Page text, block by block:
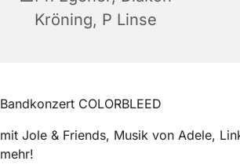
Kröning, P Linse
Bandkonzert COLORBLEED
mit Jole & Friends, Musik von Adele,
mehr!